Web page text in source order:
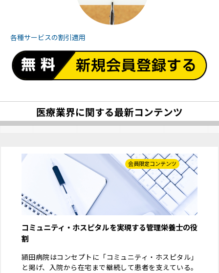
各種サービスの割引適用
医療業界に関する最新コンテンツ
会員限定コンテンツ
コミュニティ・ホスピタルを実現する管理栄養士の役
割
頴田病院はコンセプトに「コミュニティ・ホスピタル」
と掲げ、入院から在宅まで継続して患者を支えている。